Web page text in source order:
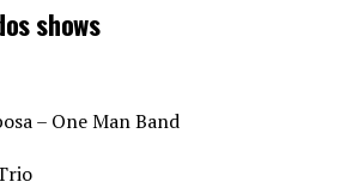
shows
– One Man Band